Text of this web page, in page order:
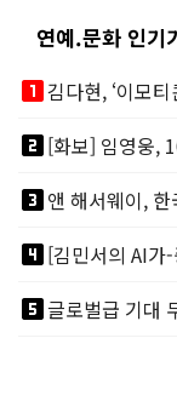
연예.문화 인기
looks_one김다현, ‘이모
looks_two[화보] 임영웅,
looks_3앤 해서웨이,
looks_4
looks_5글로벌급 기대